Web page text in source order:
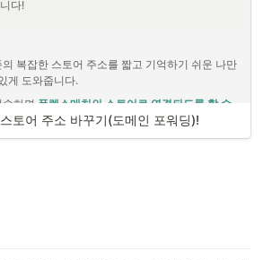
다!
의 복잡한 스토어 주소를 짧고 기억하기 쉬운 나만
게 도와줍니다.
하면 플렉스매치의 스토어로 연결되도록 할 수
다!
와 호스팅케이알을 통한 도메인포워딩 방식
토어 주소 바꾸기(도메인 포워딩)!